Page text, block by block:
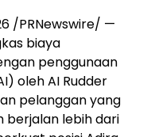
/PRNewswire/ —
biaya
penggunaan
oleh AI Rudder
pelanggan yang
berjalan lebih dari